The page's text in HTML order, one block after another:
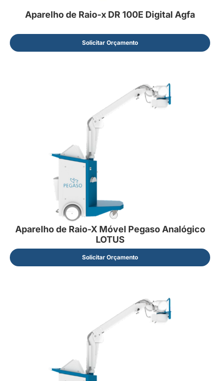
Aparelho de Raio-x DR 100E Digital Agfa
Solicitar Orçamento
Aparelho de Raio-X Móvel Pegaso Analógico
LOTUS
Solicitar Orçamento